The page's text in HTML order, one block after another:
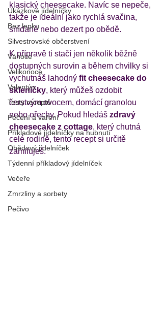
Ukázkové jídelníčky
Bez lepku
Silvestrovské občerstvení
Vánoce
Velikonoce
Valentýn
Testy receptů
Pečení a vaření
Příkladové jídelníčky na hubnutí
Obědový jídelníček
Týdenní příkladový jídelníček
Večeře
Zmrzliny a sorbety
Pečivo
klasický cheesecake. Navíc se nepeče,
takže je ideální jako rychlá svačina,
snídaně nebo dezert po obědě.
K přípravě ti stačí jen několik běžně
dostupných surovin a během chvilky si
vychutnáš lahodný fit cheesecake do
skleničky, který můžeš ozdobit
čerstvým ovocem, domácí granolou
nebo ořechy. Pokud hledáš zdravý
cheesecake z cottage, který chutná
celé rodině, tento recept si určitě
zamiluješ.